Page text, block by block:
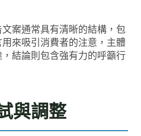
案通常具有清晰的結構，包
來吸引消費者的注意，主體
結論則包含強有力的呼籲行
與調整